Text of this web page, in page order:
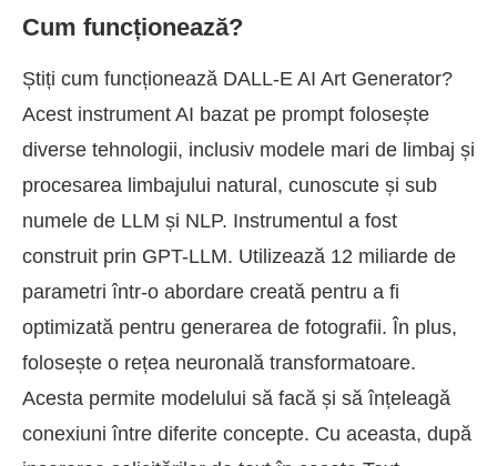
Cum funcționează?
Știți cum funcționează DALL-E AI Art Generator?
Acest instrument AI bazat pe prompt folosește
diverse tehnologii, inclusiv modele mari de limbaj și
procesarea limbajului natural, cunoscute și sub
numele de LLM și NLP. Instrumentul a fost
construit prin GPT-LLM. Utilizează 12 miliarde de
parametri într-o abordare creată pentru a fi
optimizată pentru generarea de fotografii. În plus,
folosește o rețea neuronală transformatoare.
Acesta permite modelului să facă și să înțeleagă
conexiuni între diferite concepte. Cu aceasta, după